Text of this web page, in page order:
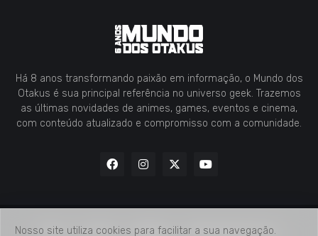
Há 8 anos transformando paixão em informação, o Mundo dos
Otakus é sua principal referência no universo geek. Trazemos
as últimas novidades de animes, games, eventos e cinema,
com conteúdo atualizado e compromisso com a comunidade.
Home Contato Midia Kit Verificação de Fatos
Nosso site utiliza cookies para facilitar a sua navegação.